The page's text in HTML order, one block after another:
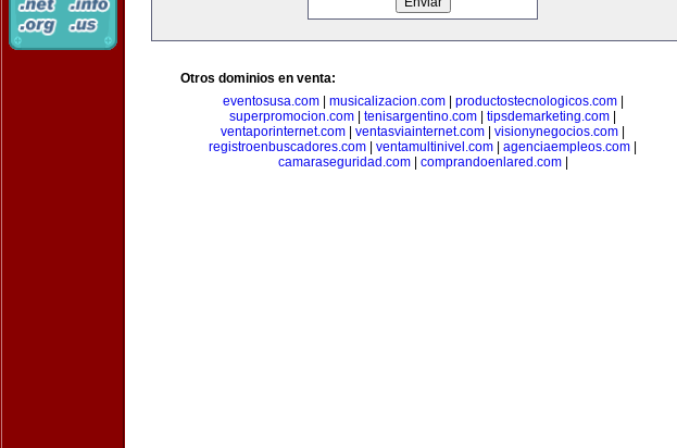
Otros dominios en venta:
eventosusa.com| musicalizacion.com| productostecnologicos.com|
superpromocion.com
tenisargentino.com tipsdemarketing.com
ventaporinternet.com
ventasviainternet.com visionynegocios.com
registroenbuscadores.com
ventamultinivel.com agenciaempleos.com
camaraseguridad.com| comprandoenlared.com|